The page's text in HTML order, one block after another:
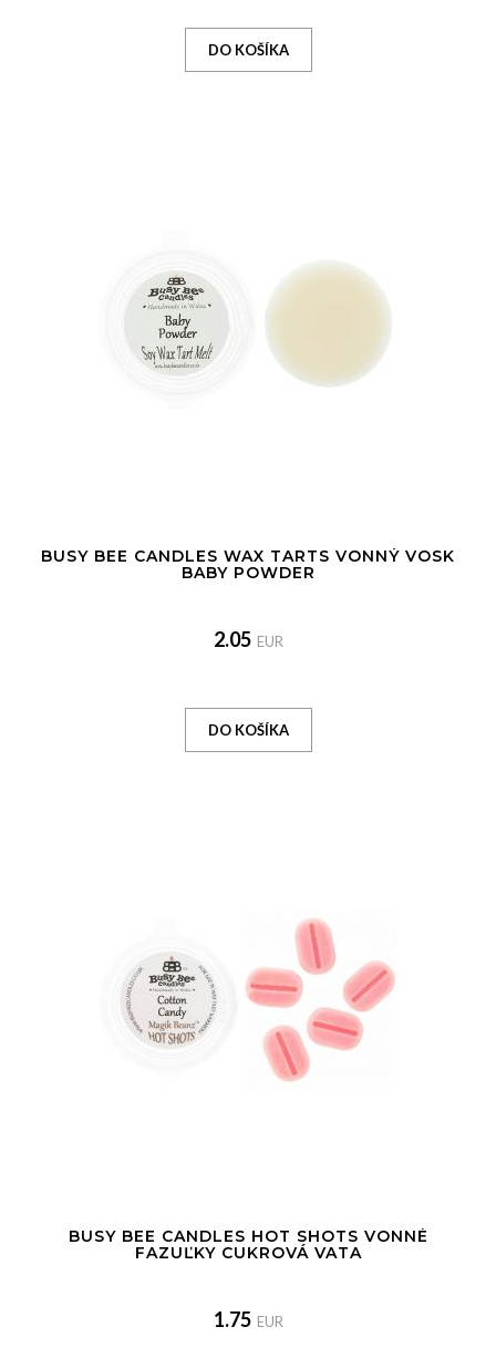
BUSY BEE CANDLES WAX TARTS VONNÝ VOSK
BABY POWDER
2.05 EUR
BUSY BEE CANDLES HOT SHOTS VONNÉ
FAZUĽKY CUKROVÁ VATA
1.75 EUR